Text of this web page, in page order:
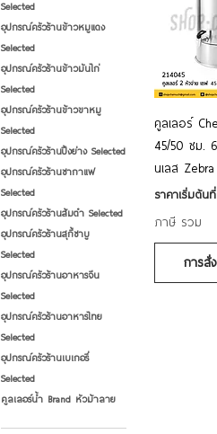
Selected
อุปกรณ์ครัวร้านข้าวหมูแดง
Selected
อุปกรณ์ครัวร้านข้าวมันไก่
Selected
อุปกรณ์ครัวร้านข้าวขาหมู
Selected
อุปกรณ์ครัวร้านปิ้งย่าง Selected
อุปกรณ์ครัวร้านชากาแฟ
Selected
อุปกรณ์ครัวร้านส้มตำ Selected
อุปกรณ์ครัวร้านสุกี้ชาบู
Selected
อุปกรณ์ครัวร้านอาหารจีน
Selected
อุปกรณ์ครัวร้านอาหารไทย
Selected
อุปกรณ์ครัวร้านเบเกอรี่
Selected
คูลเลอร์น้ำ Brand หัวม้าลาย
ดูข้
คูลเลอร์
45/50 ซม.
นเลส
ราคาเริ่มต้นที่
ราคาขายลด
ภาษี รวม
การสั่